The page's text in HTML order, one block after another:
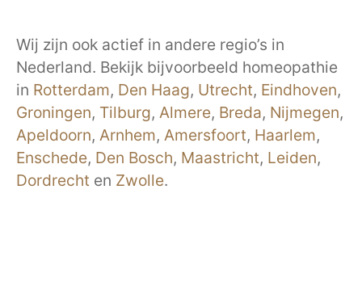
Wij zijn ook actief in andere regio’s in
Nederland. Bekijk bijvoorbeeld homeopathie
in Rotterdam, Den Haag, Utrecht, Eindhoven,
Groningen, Tilburg, Almere, Breda, Nijmegen,
Apeldoorn, Arnhem, Amersfoort, Haarlem,
Enschede, Den Bosch, Maastricht, Leiden,
Dordrecht en Zwolle.